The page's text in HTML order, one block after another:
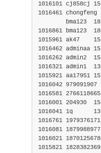
1016101	cj858cj
1016461
bma123
1016861
1015961	ak47
1016462
1016262
1016321	admin1
1015921
1016042
1016581
1016001	204930
1016041	1q
1016761
1016081
1016021
1015821